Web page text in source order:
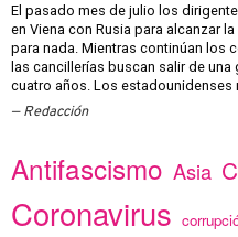
El pasado mes de julio los
en Viena con Rusia para alcanzar
para nada. Mientras continúan los
las cancillerías buscan salir de
cuatro años. Los estadounidenses
Redacción
Antifascismo Asia
Coronavirus